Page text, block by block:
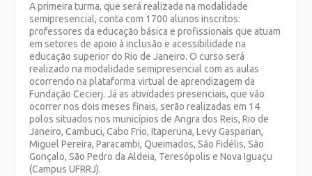
A primeira turma, que será realizada na modalidade
semipresencial, conta com 1700 alunos inscritos:
professores da educação básica e profissionais que atuam
em setores de apoio à inclusão e acessibilidade na
educação superior do Rio de Janeiro. O curso será
realizado na modalidade semipresencial com as aulas
ocorrendo na plataforma virtual de aprendizagem da
Fundação Cecierj. Já as atividades presenciais, que vão
ocorrer nos dois meses finais, serão realizadas em 14
polos situados nos municípios de Angra dos Reis, Rio de
Janeiro, Cambuci, Cabo Frio, Itaperuna, Levy Gasparian,
Miguel Pereira, Paracambi, Queimados, São Fidélis, São
Gonçalo, São Pedro da Aldeia, Teresópolis e Nova Iguaçu
(Campus UFRRJ).